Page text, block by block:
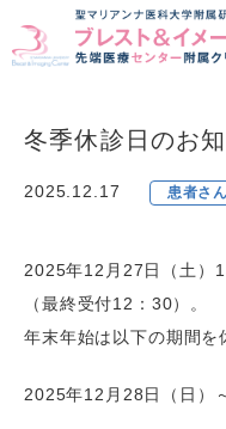
冬季休診日のお
2025.12.17 患者さん
2025年12月27日（土）
（最終受付12：30）。
年末年始は以下の期間を
2025年12月28日（日）